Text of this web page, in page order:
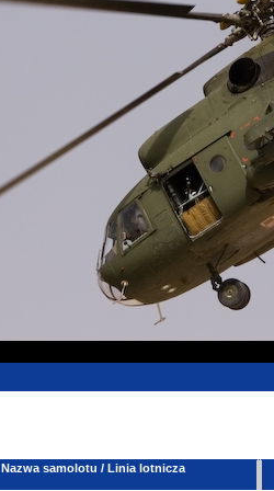
Nazwa samolotu / Linia lotnicza